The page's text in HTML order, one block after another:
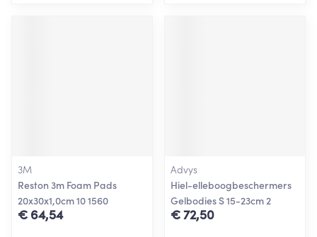
3M
Reston 3m Foam Pads
20x30x1,0cm 10 1560
€ 64,54
Advys
Hiel-elleboogbeschermers
Gelbodies S 15-23cm 2
€ 72,50